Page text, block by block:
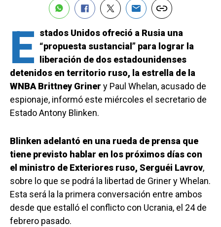
E stados Unidos ofreció a Rusia una
“propuesta sustancial” para lograr la
liberación de dos estadounidenses
detenidos en territorio ruso, la estrella de la
WNBA Brittney Griner y Paul Whelan, acusado de
espionaje, informó este miércoles el secretario de
Estado Antony Blinken.
Blinken adelantó en una rueda de prensa que
tiene previsto hablar en los próximos días con
el ministro de Exteriores ruso, Serguéi Lavrov,
sobre lo que se podrá la libertad de Griner y Whelan.
Esta será la la primera conversación entre ambos
desde que estalló el conflicto con Ucrania, el 24 de
febrero pasado.